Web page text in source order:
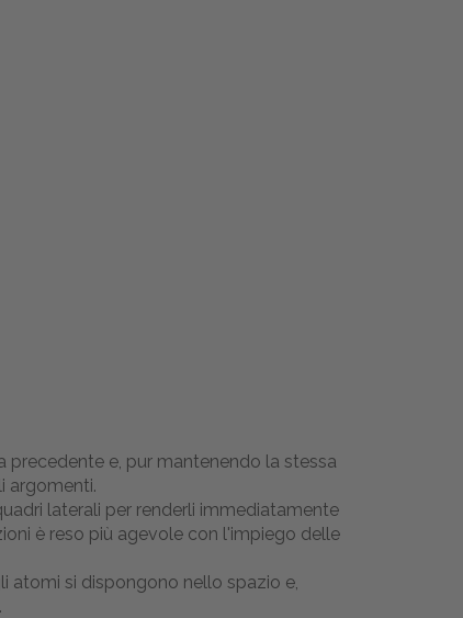
e, pur mantenendo la stessa
argomenti.
laterali per renderli immediatamente
è reso più agevole con l'impiego delle
atomi si dispongono nello spazio e,